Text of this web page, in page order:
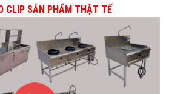
CLIP SẢN PHẨM THẬT TẾ